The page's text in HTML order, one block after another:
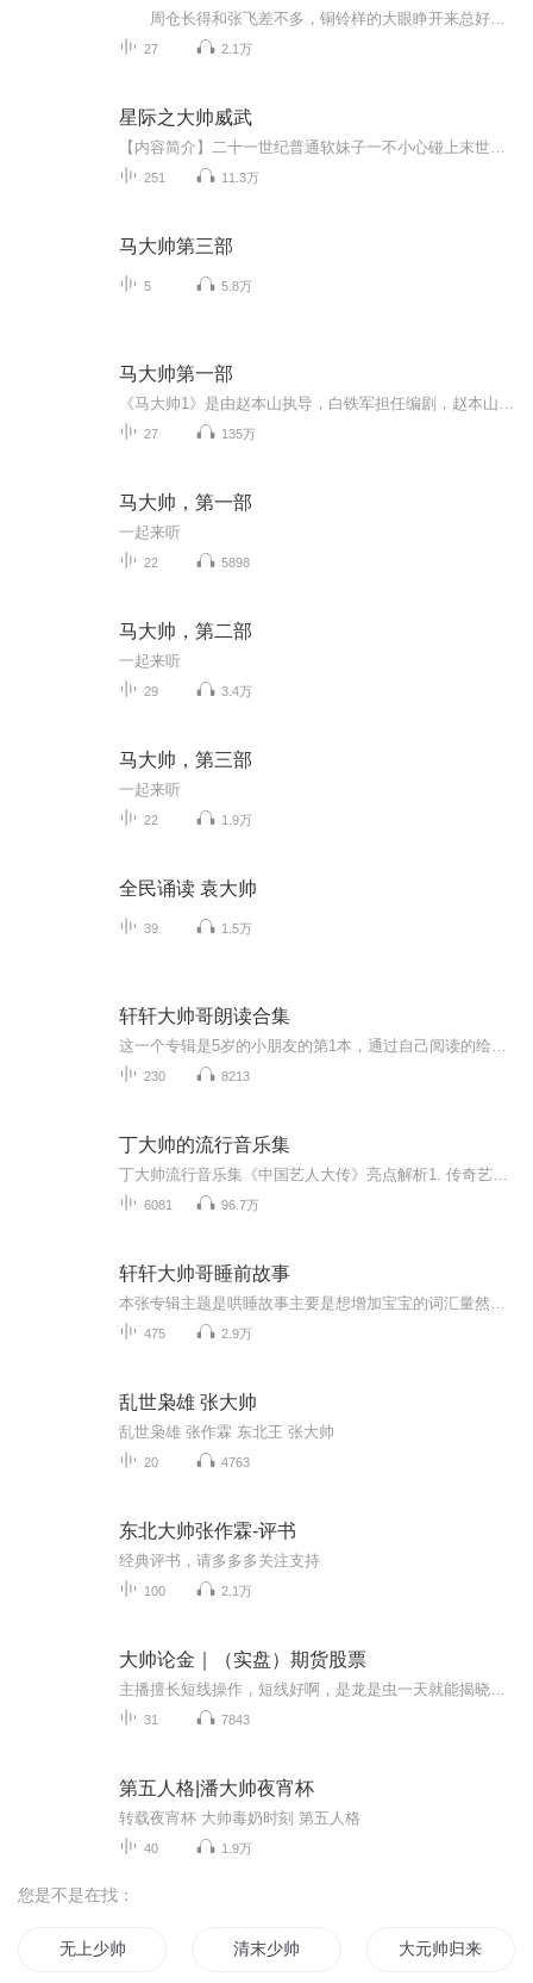
27 2.1万
星际之大帅威武
251 11.3万
马大帅第三部
5 5.8万
马大帅第一部
27 135万
马大帅，第一部
一起来听
22 5898
马大帅，第二部
一起来听
29 3.4万
马大帅，第三部
一起来听
22 1.9万
全民诵读 袁大帅
39 1.5万
轩轩大帅哥朗读合集
230 8213
丁大帅的流行音乐集
6081 96.7万
轩轩大帅哥睡前故事
475 2.9万
乱世枭雄 张大帅
乱世枭雄 张作霖 东北王 张大帅
20 4763
东北大帅张作霖-评书
经典评书，请多多多关注支持
100 2.1万
大帅论金｜（实盘）期货股票
31 7843
第五人格|潘大帅夜宵杯
转载夜宵杯 大帅毒奶时刻 第五人格
40 1.9万
您是不是在找：
无上少帅 清末少帅 大元帅归来